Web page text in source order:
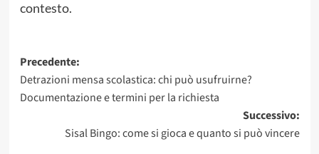
contesto.
Navigazione
articolo
Precedente:
Detrazioni mensa scolastica: chi può usufruirne?
Documentazione e termini per la richiesta
Successivo:
Sisal Bingo: come si gioca e quanto si può vincere